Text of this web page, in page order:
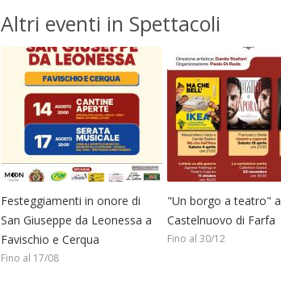
Altri eventi in Spettacoli
Festeggiamenti in onore di
San Giuseppe da Leonessa a
Favischio e Cerqua
Fino al 17/08
"Un borgo a teatro" a
Castelnuovo di Farfa
Fino al 30/12